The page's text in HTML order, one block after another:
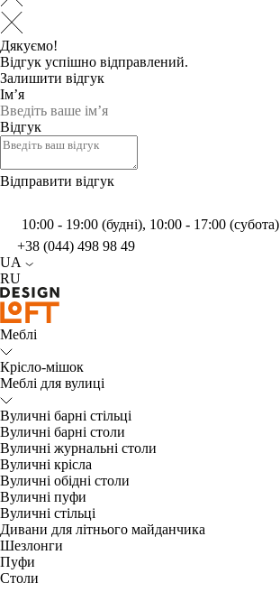
Дякуємо!
Відгук успішно відправлений.
Залишити відгук
Ім’я
Відгук
Відправити відгук
10:00 - 19:00 (будні), 10:00 - 17:00 (субота)
+38 (044) 498 98 49
UA
RU
Меблі
Крісло-мішок
Меблі для вулиці
Вуличні барні стільці
Вуличні барні столи
Вуличні журнальні столи
Вуличні крісла
Вуличні обідні столи
Вуличні пуфи
Вуличні стільці
Дивани для літнього майданчика
Шезлонги
Пуфи
Столи